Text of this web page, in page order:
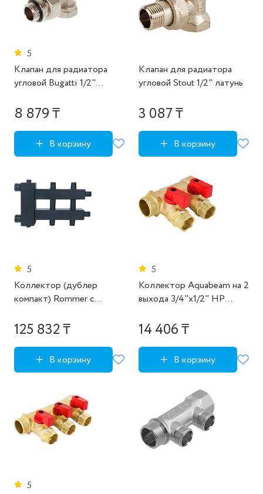
5
Клапан для радиатора
угловой Bugatti 1/2"
8 879 ₸
В корзину
Клапан для радиатора
угловой Stout 1/2" латунь
3 087 ₸
В корзину
5
Коллектор (дублер
компакт) Rommer с
1+1+1 контура
125 832 ₸
В корзину
5
Коллектор Aquabeam на 2
выхода 3/4"x1/2" НР
14 406 ₸
В корзину
5